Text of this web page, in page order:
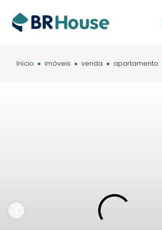
Início imóveis venda apartamento